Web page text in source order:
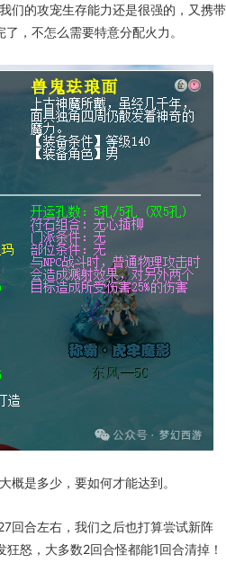
们的攻宠生存能力还是很强的，又携带
，不怎么需要特意分配火力。
概是多少，要如何才能达到。
回合左右，我们之后也打算尝试新阵
怒，大多数2回合怪都能1回合清掉！